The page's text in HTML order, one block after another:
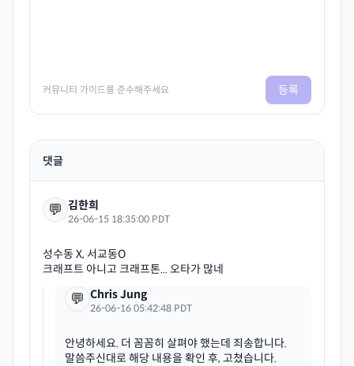
커뮤니티 가이드를 준수해주세요 등록
댓글
💬 김한희
26-06-15 18:35:00 PDT
성수동 X, 서교동O
💬 Chris Jung
26-06-16 05:42:48 PDT
안녕하세요. 더 꼼꼼히 살펴야 했는데 죄송합니다.
말씀주신대로 해당 내용을 확인 후, 고쳤습니다.